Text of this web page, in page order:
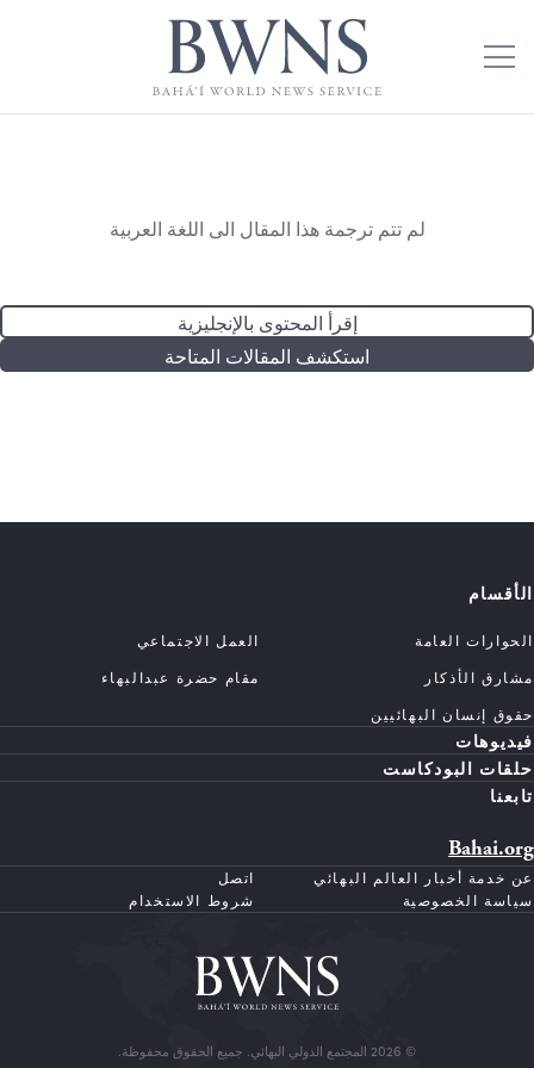
لم تتم ترجمة هذا المقال الى اللغة العربية
إقرأ المحتوى بالإنجليزية
استكشف المقالات المتاحة
الأقسام
الحوارات العامة
العمل الاجتماعي
مشارق الأذكار
مقام حضرة عبدالبهاء
حقوق إنسان البهائيين
فيديوهات
حلقات البودكاست
تابعنا
Bahai.org
عن خدمة أخبار العالم البهائي
اتصل
سياسة الخصوصية
شروط الاستخدام
© 2026 المجتمع الدولي البهائي. جميع الحقوق محفوظة.